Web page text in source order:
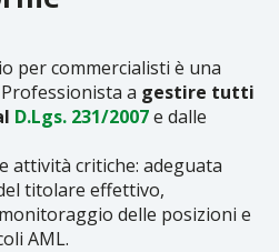
per commercialisti è una
a gestire tutti
D.Lgs. 231/2007e dalle
attività critiche: adeguata
titolare effettivo,
delle posizioni e
AML.